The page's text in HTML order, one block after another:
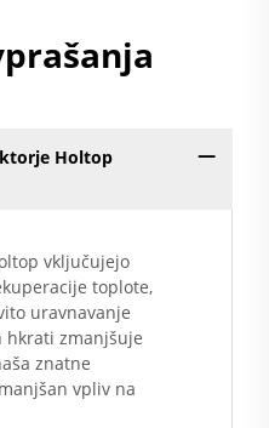
Holtop
vključujejo
toplote,
uravnavanje
zmanjšuje
znatne
vpliv na